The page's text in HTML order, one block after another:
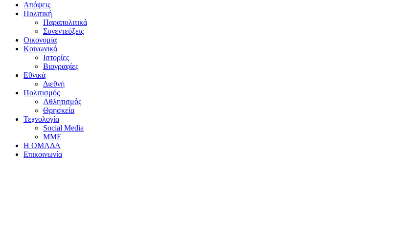
Απόψεις
Πολιτική
Παραπολιτικά
Συνεντεύξεις
Οικονομία
Κοινωνικά
Ιστορίες
Βιογραφίες
Εθνικά
Διεθνή
Πολιτισμός
Αθλητισμός
Θρησκεία
Τεχνολογία
Social Media
ΜΜΕ
Η ΟΜΑΔΑ
Επικοινωνία